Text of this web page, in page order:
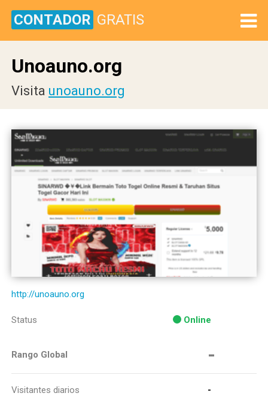
CONTADOR GRATIS
Unoauno.org
Visita unoauno.org
http://unoauno.org
Status Online
Rango Global -
Visitantes diarios
-